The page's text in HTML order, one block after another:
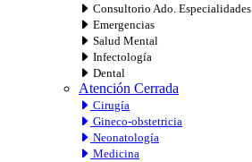
Consultorio Ado. Especialidades
Emergencias
Salud Mental
Infectología
Dental
Atención Cerrada
Cirugía
Gineco-obstetricia
Neonatología
Medicina